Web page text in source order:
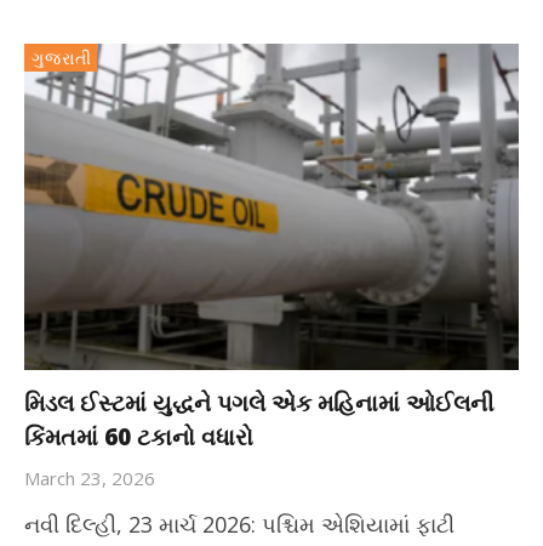
ગુજરાતી
મિડલ ઈસ્ટમાં યુદ્ધને પગલે એક મહિનામાં ઓઈલની
કિંમતમાં 60 ટકાનો વધારો
March 23, 2026
નવી દિલ્હી, 23 માર્ચ 2026: પશ્ચિમ એશિયામાં ફાટી